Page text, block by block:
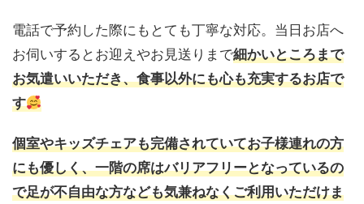
電話で予約した際にもとても丁寧な対応。当日お店へ
お伺いするとお迎えやお見送りまで細かいところまで
お気遣いいただき、食事以外にも心も充実するお店で
す
個室やキッズチェアも完備されていてお子様連れの方
にも優しく、一階の席はバリアフリーとなっているの
で足が不自由な方なども気兼ねなくご利用いただけま